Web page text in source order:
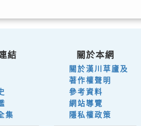
結
集
關於本網
關於漢川草廬及
著作權聲明
參考資料
網站導覽
隱私權政策